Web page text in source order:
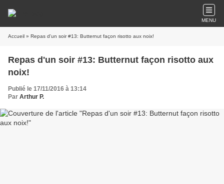
MENU
Accueil » Repas d'un soir #13: Butternut façon risotto aux noix!
Repas d'un soir #13: Butternut façon risotto aux
noix!
Publié le 17/11/2016 à 13:14
Par Arthur P.